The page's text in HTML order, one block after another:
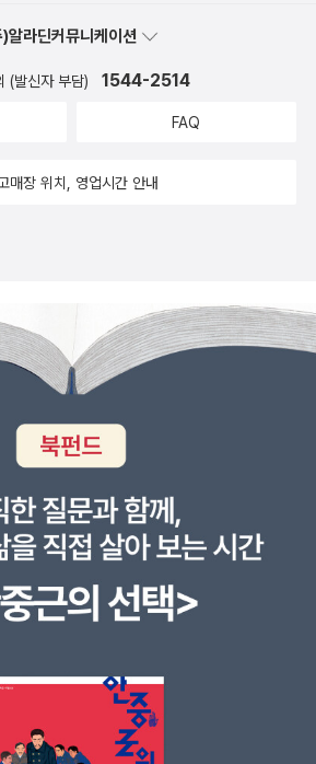
하게 대조되는 방식은 아니지만, 오히려
미보다 '같이'에 더 중점을 두는 것처럼 보이
같이 행동한다고 개개인의 잘못이 그냥 덮
알라딘커뮤니케이션
(발신자 부담) 1544-2514
FAQ
매장 위치, 영업시간 안내